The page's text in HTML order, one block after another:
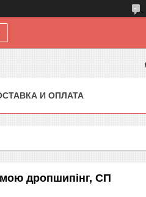
И ОПЛАТА
дропшипінг, СП